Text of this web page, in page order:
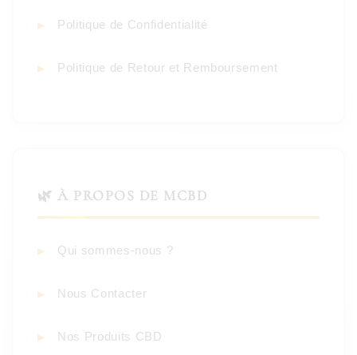
Politique de Confidentialité
Politique de Retour et Remboursement
🌿 À PROPOS DE MCBD
Qui sommes-nous ?
Nous Contacter
Nos Produits CBD